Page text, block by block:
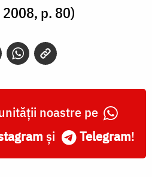
p. 80)
noastre pe
și Telegram!